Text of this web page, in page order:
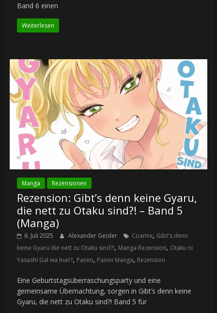
Band 6 einen
Weiterlesen
Manga Rezensionen
Rezension: Gibt’s denn keine Gyaru,
die nett zu Otaku sind?! – Band 5
(Manga)
6. Juli 2025 Alexander Geisler Coamix, Gibt's denn
keine Gyaru die nett zu Otaku sind?!, Manga Rezension, Otaku ni
Yasashī Gal wa Inai!?, Panini, Panini Manga, Rezension
Eine Geburtstagsüberraschungsparty und eine
gemeinsame Übernachtung, sorgen in Gibt’s denn keine
Gyaru, die nett zu Otaku sind?! Band 5 für